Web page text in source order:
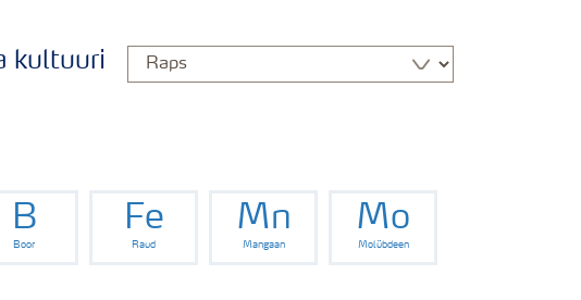
kultuuri
B
Boor
Fe
Raud
Mn
Mangaan
Mo
Molübdeen